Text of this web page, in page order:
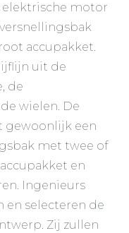
motor
accupakket.
uit de
de
wielen. De
gewoonlijk een
met twee of
en
Ingenieurs
en selecteren de
Zij zullen